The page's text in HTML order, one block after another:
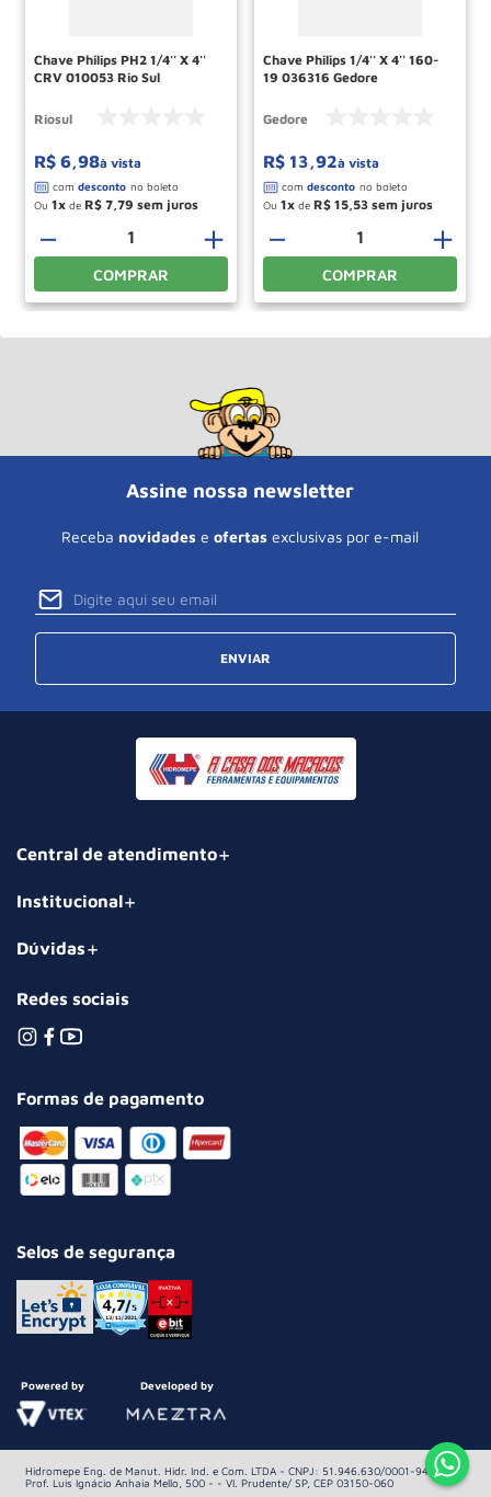
Chave Philips PH2 1/4'' X 4''
CRV 010053 Rio Sul
Riosul
R$ 6,98à vista
Ou 1 de R$ 7 79
＋
－
COMPRAR
Chave Philips 1/4'' X 4'' 160-
19 036316 Gedore
Gedore
R$ 13,92à vista
Ou 1 de R$ 15 53
＋
－
COMPRAR
Assine nossa newsletter
Receba novidades e ofertas exclusivas por e-mail
ENVIAR
Central de atendimento
Institucional
Dúvidas
Redes sociais
Formas de pagamento
Selos de segurança
Powered by Developed by
Hidromepe Eng. de Manut. Hidr. Ind. e Com. LTDA - CNPJ: 51.946.630/0001-94 Av.
Prof. Luis Ignácio Anhaia Mello, 500 - - Vl. Prudente/ SP, CEP 03150-060